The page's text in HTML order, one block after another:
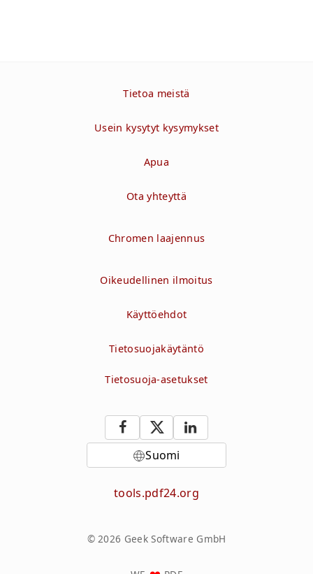
Tietoa meistä
Usein kysytyt kysymykset
Apua
Ota yhteyttä
Chromen laajennus
Oikeudellinen ilmoitus
Käyttöehdot
Tietosuojakäytäntö
Tietosuoja-asetukset
Suomi
tools.pdf24.org
© 2026 Geek Software GmbH